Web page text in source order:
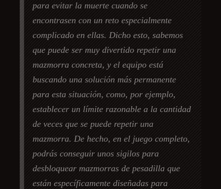
para evitar la muerte cuando se
encontrasen con un reto especialmente
complicado en ellas. Dicho esto, sabemos
que puede ser muy divertido repetir una
mazmorra concreta, y el equipo está
buscando una solución más permanente
para esta situación, como, por ejemplo,
establecer un límite razonable a la cantidad
de veces que se puede repetir una
mazmorra. De hecho, en el juego completo,
podrás conseguir unos sigilos para
desbloquear mazmorras de pesadilla que
están específicamente diseñadas para